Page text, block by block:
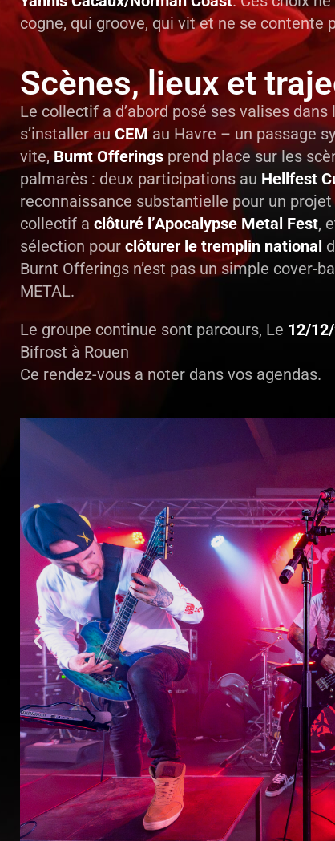
cogne, qui groove, qui vit et ne se contente
Scènes, lieux et
Le collectif a d’abord posé ses valises
s’installer auCEMau Havre – un passage
vite,Burnt Offerings prend place sur les
palmarès : deux participations au Hellfest
reconnaissance substantielle pour un
collectif a clôturé l’Apocalypse Metal Fest,
sélection pour clôturer le tremplin national
Burnt Offerings n’est pas un simple cover-
METAL.
Le groupe continue sont parcours, Le 12/
Bifrost à Rouen
Ce rendez-vous a noter dans vos agendas.